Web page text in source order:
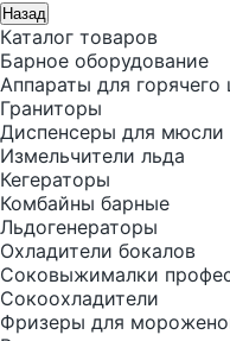
Назад
Каталог товаров
Барное оборудование
Аппараты для горячего
Граниторы
Диспенсеры для мюсли
Измельчители льда
Кегераторы
Комбайны барные
Льдогенераторы
Охладители бокалов
Соковыжималки
Сокоохладители
Фризеры для